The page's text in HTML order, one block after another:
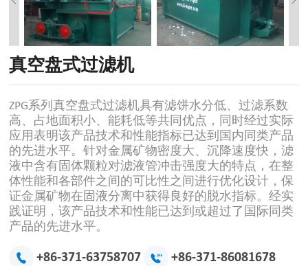
真空盘式过滤机
ZPG系列真空盘式过滤机具有滤饼水分低、过滤系数
高、占地面积小、能耗低等共同优点，同时经过实际
应用表明该产品技术和性能指标已达到国内同类产品
的先进水平。针对金属矿物密度大、沉降速度快，滤
液中含有固体颗粒对滤液管冲击强度大的特点，在整
体性能和各部件之间的可比性之间进行优化设计，保
证金属矿物在固液分离中获得良好的脱水指标。经实
践证明，该产品技术和性能已达到或超过了国际同类
产品的先进水平。
+86-371-63758707 +86-371-86081678